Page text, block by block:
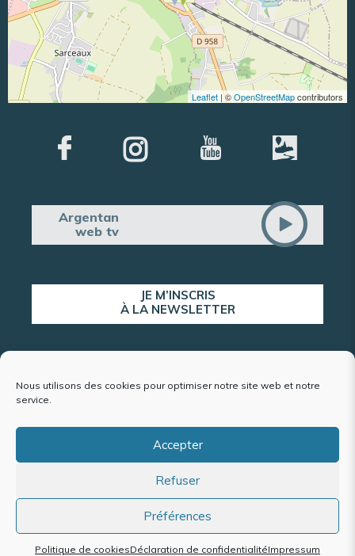
Nous utilisons des cookies pour optimiser notre site web et notre
service.
Accepter
Refuser
Préférences
Politique de cookiesDéclaration de confidentialitéImpressum
Leaflet | ©OpenStreetMapcontributors
Argentan
web tv
JE M’INSCRIS
À LA NEWSLETTER
ALERTE POPULATION
Mentions légales et politique de confidentialité
Accessibilité : conformité partielle
Politique de cookies (UE)